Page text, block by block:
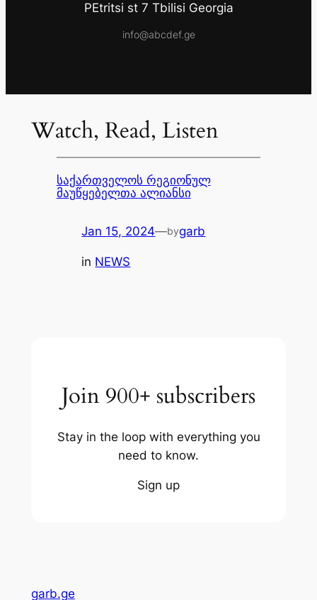
PEtritsi st 7 Tbilisi Georgia
info@abcdef.ge
Watch, Read, Listen
საქართველოს რეგიონულ
მაუწყებელთა ალიანსი
Jan 15, 2024—bygarb
in NEWS
Join 900+ subscribers
Stay in the loop with everything you
need to know.
Sign up
garb.ge